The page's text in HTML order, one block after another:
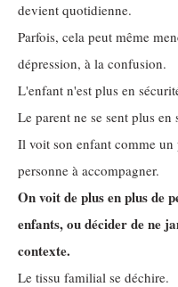
devient quotidienne.
Parfois, cela peut même
dépression, à la confusion.
L'enfant n'est plus en
Le parent ne se sent plus en
Il voit son enfant comme
personne à accompagner.
On voit de plus en plus de
enfants, ou décider de ne
contexte.
Le tissu familial se déchire.